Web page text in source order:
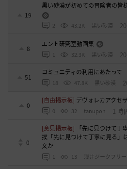
19
黒い砂漠が初めての冒険者の皆
2 43.2K 黒い砂漠
8
エント研究室動画集
1 32.3K 黒い砂漠
51
コミュニティの利用にあたって
18 47.8K 黒い砂漠
0
[自由掲示板] デヴォレカアクセ
0 32 tanupon 1 時
0
[意見掲示板]
「先に見つけて
挨「先に見つけて丁寧に見る」
文か
1 13 浅井ジークフリ